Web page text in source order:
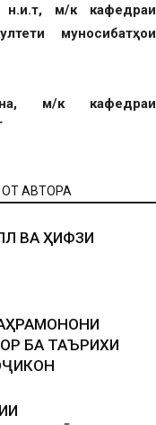
н.и.т, м/к кафедраи
муносибатҳои
м/к кафедраи
ОТ АВТОРА
ВА ҲИФЗИ
БА ТАЪРИХИ